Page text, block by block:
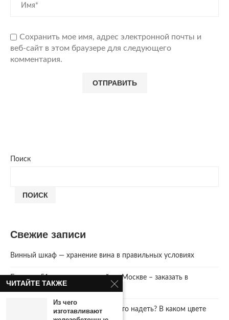
Сохранить мое имя, адрес электронной почты и
веб-сайт в этом браузере для следующего
комментария.
Поиск
ПОИСК
Свежие записи
Винный шкаф — хранение вина в правильных условиях
Букет из 51 розы с доставкой по Москве – заказать в
интернет-магазине AzaliaNow
Год Зеленой Деревянной Змеи. Что надеть? В каком цвете
ЧИТАЙТЕ ТАКЖЕ
Из чего
изготавливают